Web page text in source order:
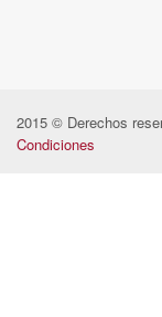
2015 © Derechos
Condiciones